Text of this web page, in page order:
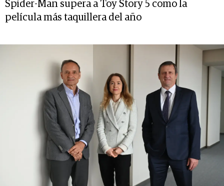
Spider-Man supera a Toy Story 5 como la
película más taquillera del año